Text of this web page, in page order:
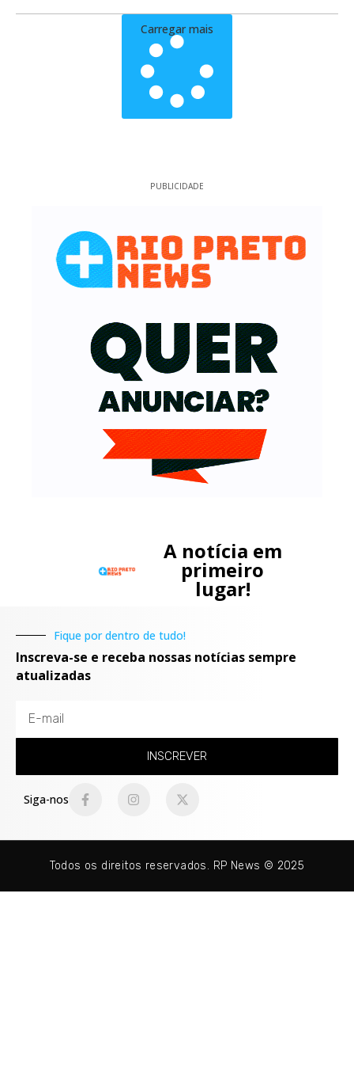
Carregar mais
PUBLICIDADE
A notícia em
primeiro
lugar!
Fique por dentro de tudo!
Inscreva-se e receba nossas notícias sempre
atualizadas
INSCREVER
Siga-nos
Todos os direitos reservados. RP News © 2025